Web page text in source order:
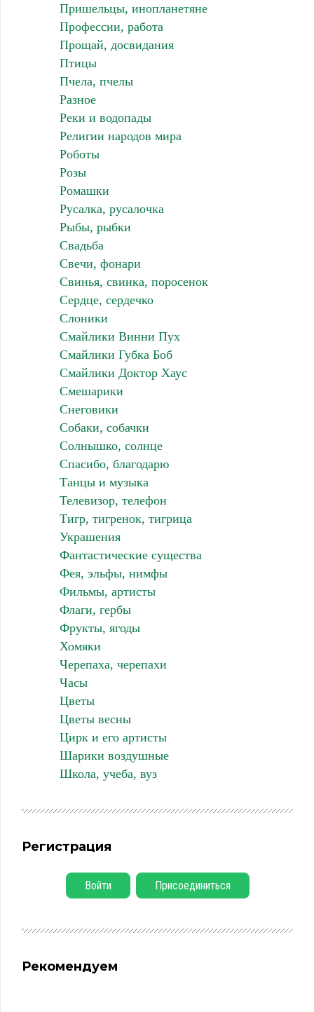
Пришельцы, инопланетяне
Профессии, работа
Прощай, досвидания
Птицы
Пчела, пчелы
Разное
Реки и водопады
Религии народов мира
Роботы
Розы
Ромашки
Русалка, русалочка
Рыбы, рыбки
Свадьба
Свечи, фонари
Свинья, свинка, поросенок
Сердце, сердечко
Слоники
Смайлики Винни Пух
Смайлики Губка Боб
Смайлики Доктор Хаус
Смешарики
Снеговики
Собаки, собачки
Солнышко, солнце
Спасибо, благодарю
Танцы и музыка
Телевизор, телефон
Тигр, тигренок, тигрица
Украшения
Фантастические существа
Фея, эльфы, нимфы
Фильмы, артисты
Флаги, гербы
Фрукты, ягоды
Хомяки
Черепаха, черепахи
Часы
Цветы
Цветы весны
Цирк и его артисты
Шарики воздушные
Школа, учеба, вуз
Регистрация
Войти Присоединиться
Рекомендуем